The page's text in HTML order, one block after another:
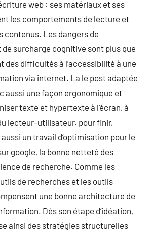
web : ses matériaux et ses
les comportements de lecture et
contenus. Les dangers de
surcharge cognitive sont plus que
des difficultés à l’accessibilité à une
via internet. La le post adaptée
aussi une façon ergonomique et
texte et hypertexte à l’écran, à
lecteur-utilisateur. pour finir,
un travail d’optimisation pour le
google, la bonne netteté des
de recherche. Comme les
de recherches et les outils
une bonne architecture de
Dès son étape d’idéation,
ainsi des stratégies structurelles